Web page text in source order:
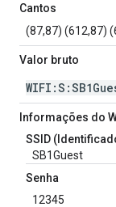
Cantos
(87,87) (612,87)
Valor bruto
Informações do
SSID
SB1Guest
Senha
12345